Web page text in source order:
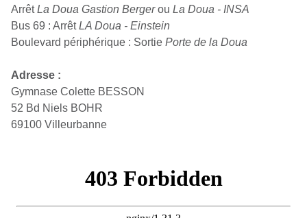
ArrêtLa Doua Gastion Bergerou La Doua - INSA
Bus 69 : ArrêtLA Doua - Einstein
Boulevard périphérique : Sortie Porte de la Doua
Adresse :
Gymnase Colette BESSON
52 Bd Niels BOHR
69100 Villeurbanne